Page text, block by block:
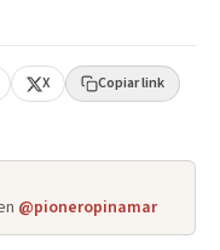
X Copiar link
@pioneropinamar